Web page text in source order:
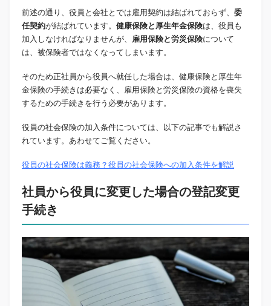
前述の通り、役員と会社とでは雇用契約は結ばれておらず、 委
任契約が結ばれています。 健康保険と厚生年金保険は、役員も
加入しなければなりませんが、 雇用保険と労災保険について
は、被保険者ではなくなってしまいます。
そのため正社員から役員へ就任した場合は、健康保険と厚生年
金保険の手続きは必要なく、雇用保険と労災保険の資格を喪失
するための手続きを行う必要があります。
役員の社会保険の加入条件については、以下の記事でも解説さ
れています。あわせてご覧ください。
役員の社会保険は義務？役員の社会保険への加入条件を解説
社員から役員に変更した場合の登記変更
手続き